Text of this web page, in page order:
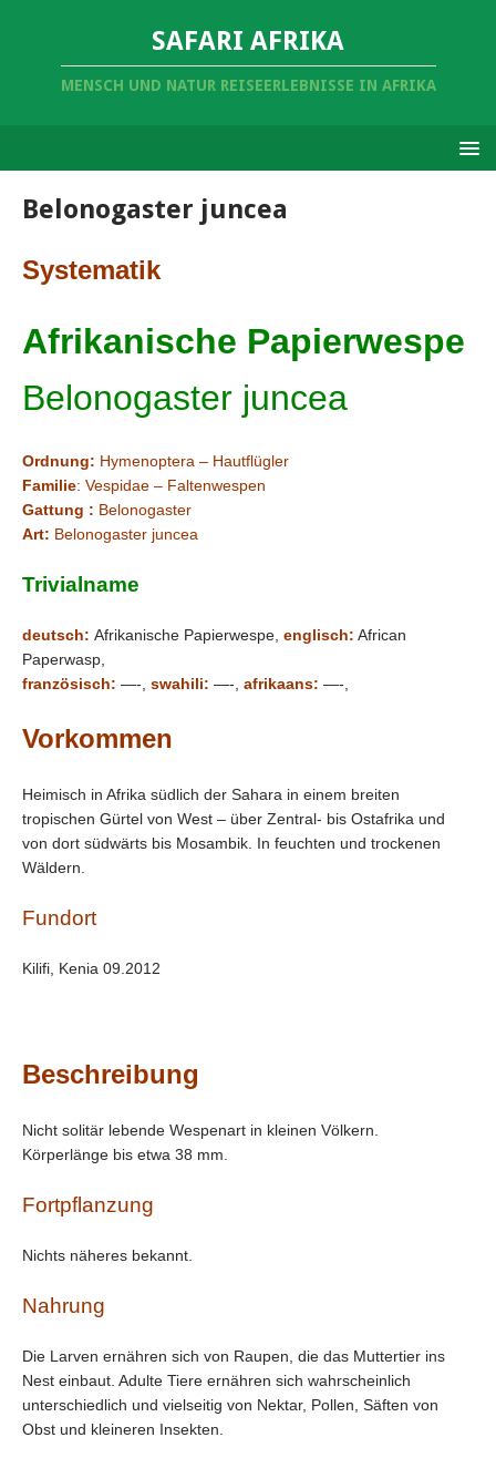
SAFARI AFRIKA
MENSCH UND NATUR REISEERLEBNISSE IN AFRIKA
Belonogaster juncea
Systematik
Afrikanische Papierwespe
Belonogaster juncea
Ordnung: Hymenoptera – Hautflügler
Familie: Vespidae – Faltenwespen
Gattung : Belonogaster
Art: Belonogaster juncea
Trivialname
deutsch: Afrikanische Papierwespe, englisch: African
Paperwasp,
französisch: —-, swahili: —-, afrikaans: —-,
Vorkommen
Heimisch in Afrika südlich der Sahara in einem breiten
tropischen Gürtel von West – über Zentral- bis Ostafrika und
von dort südwärts bis Mosambik. In feuchten und trockenen
Wäldern.
Fundort
Kilifi, Kenia 09.2012
Beschreibung
Nicht solitär lebende Wespenart in kleinen Völkern.
Körperlänge bis etwa 38 mm.
Fortpflanzung
Nichts näheres bekannt.
Nahrung
Die Larven ernähren sich von Raupen, die das Muttertier ins
Nest einbaut. Adulte Tiere ernähren sich wahrscheinlich
unterschiedlich und vielseitig von Nektar, Pollen, Säften von
Obst und kleineren Insekten.